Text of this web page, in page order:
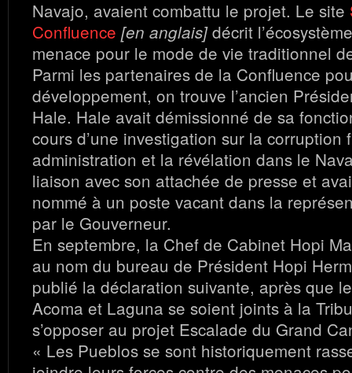
Navajo, avaient combattu le projet. Le site
Confluence [en anglais]décrit
menace pour le mode de vie traditionnel
Parmi les partenaires de la Confluence
développement, on trouve l’ancien
Hale. Hale avait démissionné de sa
cours d’une investigation sur la corruption
administration et la révélation dans le
liaison avec son attachée de presse et
nommé à un poste vacant dans la
par le Gouverneur.
En septembre, la Chef de Cabinet Hopi
au nom du bureau de Président Hopi
publié la déclaration suivante, après que
Acoma et Laguna se soient joints à la
s’opposer au projet Escalade du Grand
« Les Pueblos se sont historiquement